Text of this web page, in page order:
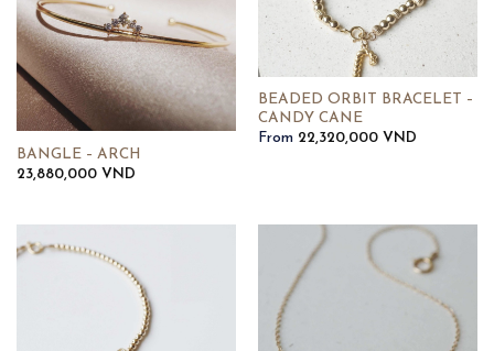
BANGLE – ARCH
23,880,000 VND
BEADED ORBIT BRACELET –
CANDY CANE
From 22,320,000 VND